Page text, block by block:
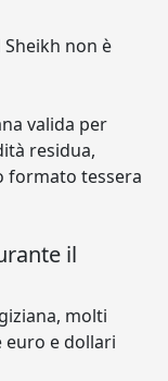
non è
valida per
residua,
formato tessera
il
molti
euro e dollari